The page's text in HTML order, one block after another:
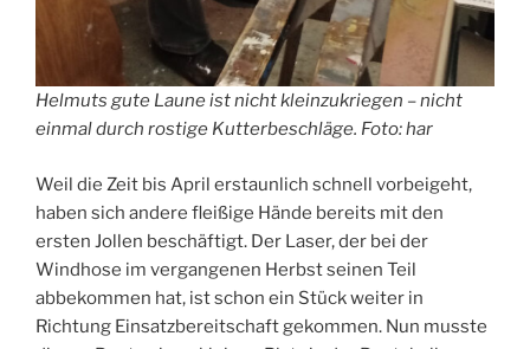
Helmuts gute Laune ist nicht kleinzukriegen – nicht
einmal durch rostige Kutterbeschläge. Foto: har
Weil die Zeit bis April erstaunlich schnell vorbeigeht,
haben sich andere fleißige Hände bereits mit den
ersten Jollen beschäftigt. Der Laser, der bei der
Windhose im vergangenen Herbst seinen Teil
abbekommen hat, ist schon ein Stück weiter in
Richtung Einsatzbereitschaft gekommen. Nun musste